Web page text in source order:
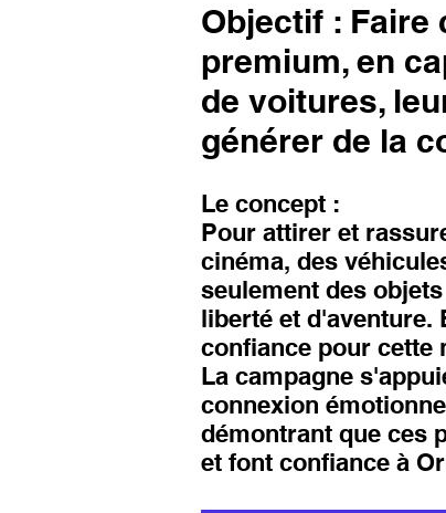
Objectif : Faire
premium, en
de voitures,
générer de la
Le concept :
Pour attirer et
cinéma, des
seulement des
liberté et d'aventure.
confiance pour cette
La campagne
connexion
démontrant que ces
et font confiance à